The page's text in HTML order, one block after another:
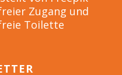
Zugang und
Toilette